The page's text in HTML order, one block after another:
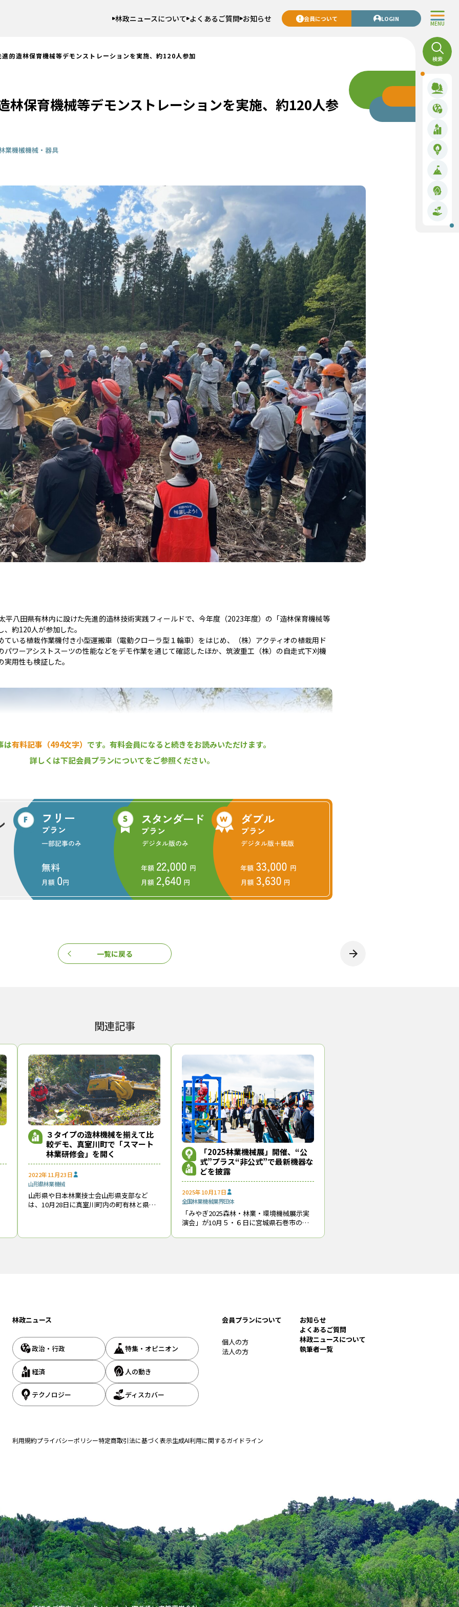
MENU
林政ニュースについて よくあるご質問 お知らせ 会員について LOGIN
的造林保育機械等デモンストレーションを実施、約120人参加
林保育機械等デモンストレーションを実施、約120人参
業機械機械・器具
平八田県有林内に設けた先進的造林技術実践フィールドで、今年度（2023年度）の「造林保育機械等
約120人が参加した。
ている植栽作業機付き小型運搬車（電動クローラ型１輪車）をはじめ、（株）アクティオの植栽用ド
パワーアシストスーツの性能などをデモ作業を通じて確認したほか、筑波重工（株）の自走式下刈機
用性も検証した。
急斜面を登っていく小型運搬車
される中で、とくに注目を集めたのが小型運搬車。35度近い急斜面でもスムーズに登っていき、
「苗木の運搬にとどまらず、けが人の搬送などにも使えそう」という声が聞かれた。アタッチメント
ース』編集部
で、1994年の創刊から32年目に入りました！ これからも皆様の手となり足となり、最新の
お届けしてまいります。
は有料記事（494文字） です。 有料会員になると続きをお読みいただけます。
詳しくは下記会員プランについてをご参照ください。
一覧に戻る
関連記事
３タイプの造林機械を揃えて比
較デモ、真室川町で「スマート
林業研修会」を開く
2022年11月23日
山形県林業機械
山形県や日本林業技士会山形県支部など
は、10月28日に真室川町内の町有林と県営
「2025林業機械展」開催、“公
式”プラス“非公式”で最新機器な
どを披露
2025年10月17日
全国林業機械業界団体
「みやぎ2025森林・林業・環境機械展示実
演会」が10月５・６日に宮城県石巻市の木
した。初日に約１万人が来場したが、２日
林政ニュース
政治・行政 特集・オピニオン
経済 人の動き
テクノロジー ディスカバー
会員プランについて
個人の方
法人の方
お知らせ
よくあるご質問
林政ニュースについて
執筆者一覧
利用規約プライバシーポリシー特定商取引法に基づく表示生成AI利用に関するガイドライン